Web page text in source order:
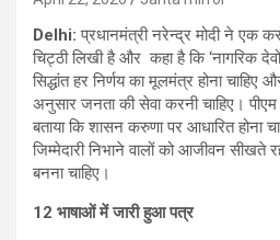
Delhi:प्रधानमंत्री नरेन्द्र मोदी ने एक
चिट्ठी लिखी है और कहा है कि ‘नागरिक
सिद्धांत हर निर्णय का मूलमंत्र होना
अनुसार जनता की सेवा करनी चाहिए।
बताया कि शासन करुणा पर आधारित होना
जिम्मेदारी निभाने वालों को आजीवन सीखते
बनना चाहिए।
12 भाषाओं में जारी हुआ पत्र